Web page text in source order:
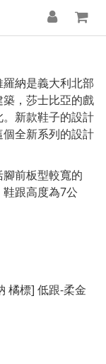
納是義大利北部
，莎士比亞的戲
新款鞋子的設計
全新系列的設計
前板型較寬的
跟高度為7公